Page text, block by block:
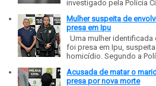
investigado pela Polícia
Mulher suspeita de
presa em Ipu
Uma mulher identificada
foi presa em Ipu,
homicídio. Segundo a
Acusada de matar o
presa por nova morte